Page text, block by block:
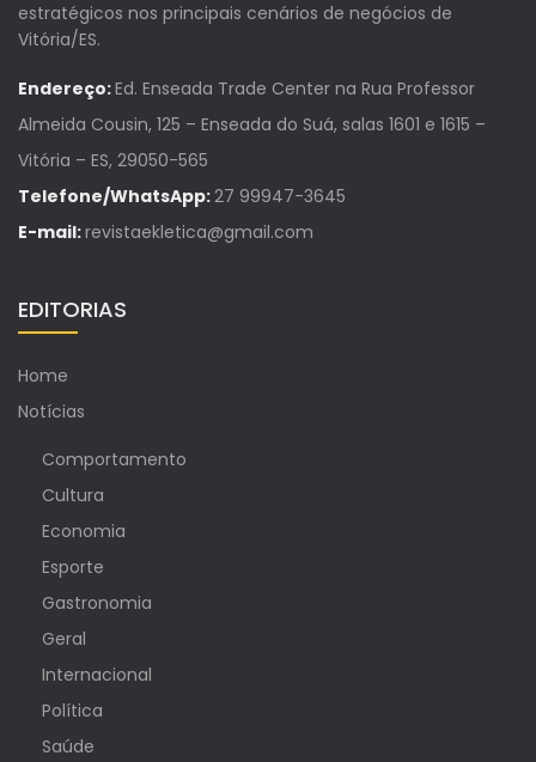
estratégicos nos principais cenários de negócios de
Vitória/ES.
Endereço:Ed. Enseada Trade Center na Rua Professor
Almeida Cousin, 125 – Enseada do Suá, salas 1601 e 1615 –
Vitória – ES, 29050-565
Telefone/WhatsApp:27 99947-3645
E-mail:revistaekletica@gmail.com
EDITORIAS
Home
Notícias
Comportamento
Cultura
Economia
Esporte
Gastronomia
Geral
Internacional
Política
Saúde